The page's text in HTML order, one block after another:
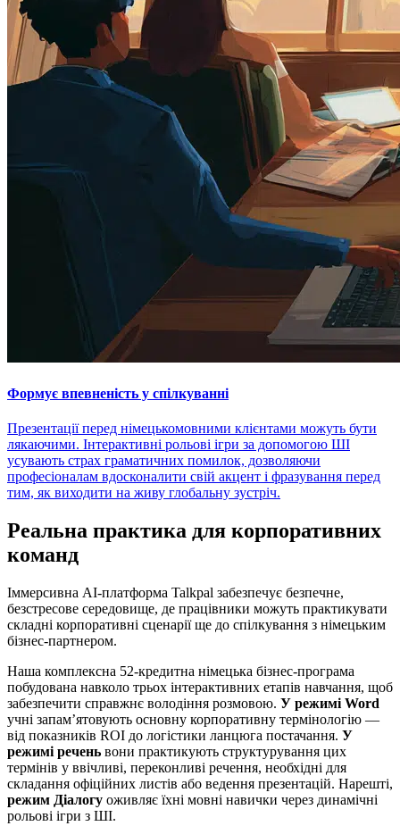
Формує впевненість у спілкуванні
Презентації перед німецькомовними клієнтами можуть бути
лякаючими. Інтерактивні рольові ігри за допомогою ШІ
усувають страх граматичних помилок, дозволяючи
професіоналам вдосконалити свій акцент і фразування перед
тим, як виходити на живу глобальну зустріч.
Реальна практика для корпоративних
команд
Іммерсивна AI-платформа Talkpal забезпечує безпечне,
безстресове середовище, де працівники можуть практикувати
складні корпоративні сценарії ще до спілкування з німецьким
бізнес-партнером.
Наша комплексна 52-кредитна німецька бізнес-програма
побудована навколо трьох інтерактивних етапів навчання, щоб
забезпечити справжнє володіння розмовою. У режимі Word
учні запам’ятовують основну корпоративну термінологію —
від показників ROI до логістики ланцюга постачання. У
режимі речень вони практикують структурування цих
термінів у ввічливі, переконливі речення, необхідні для
складання офіційних листів або ведення презентацій. Нарешті,
режим Діалогу оживляє їхні мовні навички через динамічні
рольові ігри з ШІ.